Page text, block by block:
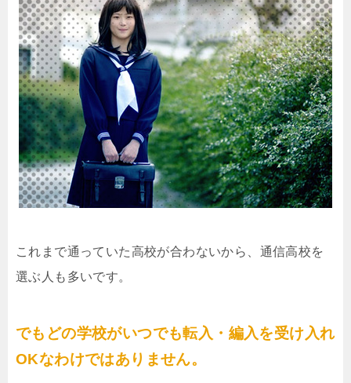
これまで通っていた高校が合わないから、通信高校を
選ぶ人も多いです。
でもどの学校がいつでも転入・編入を受け入れ
OKなわけではありません。